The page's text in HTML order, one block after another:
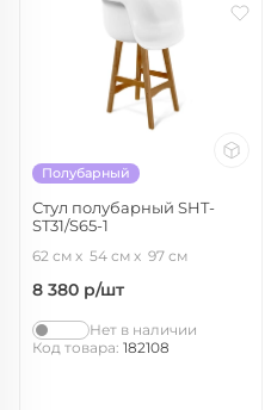
Полубарный
Стул полубарный SHT-
ST31/S65-1
62 см 54 см 97 см
8 380 р/шт
Нет в наличии
Код товара: 182108